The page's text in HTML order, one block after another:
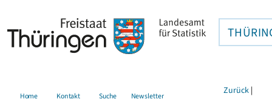
Home Kontakt Suche Newsletter Zurück |